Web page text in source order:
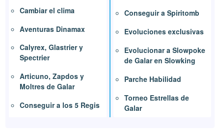
Cambiar el clima
Aventuras Dinamax
Calyrex, Glastrier y
Spectrier
Articuno, Zapdos y
Moltres de Galar
Conseguir a los 5 Regis
Conseguir a Spiritomb
Evoluciones exclusivas
Evolucionar a Slowpoke
de Galar en Slowking
Parche Habilidad
Torneo Estrellas de
Galar